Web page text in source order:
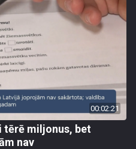
00:02:21
tērē miljonus, bet
nav